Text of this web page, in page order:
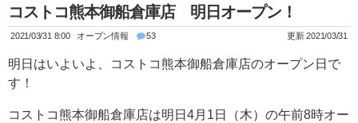
コストコ熊本御船倉庫店 明日オープン！
2021/03/31 8:00 オープン情報 53 更新 2021/03/31
明日はいよいよ、コストコ熊本御船倉庫店のオープン日で
す！
コストコ熊本御船倉庫店は明日4月1日（木）の午前8時オー